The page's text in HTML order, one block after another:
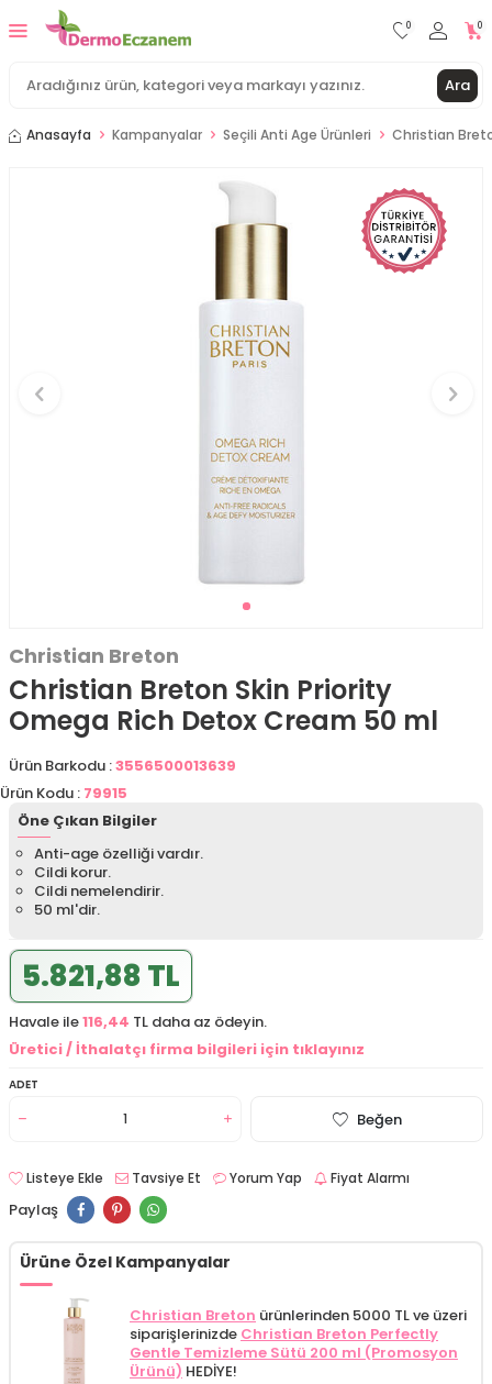
Ara
0 0
Anasayfa Kampanyalar Seçili Anti Age Ürünleri Christian
Christian Breton
Christian Breton Skin Priority
Omega Rich Detox Cream 50 ml
Ürün Barkodu :3556500013639
Ürün Kodu : 79915
Öne Çıkan Bilgiler
Anti-age özelliği vardır.
Cildi korur.
Cildi nemelendirir.
50 ml'dir.
5.821,88 TL
Havale ile116,44 TL daha az ödeyin.
Üretici / İthalatçı firma bilgileri için tıklayınız
ADET
Beğen
Listeye Ekle Tavsiye Et Yorum Yap Fiyat Alarmı
Paylaş
Ürüne Özel Kampanyalar
Christian Breton ürünlerinden 5000 TL ve üzeri
siparişlerinizde Christian Breton Perfectly
Gentle Temizleme Sütü 200 ml (Promosyon
Ürünü) HEDİYE!